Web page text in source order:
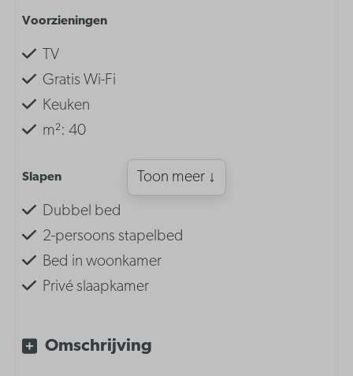
Voorzieningen
TV
Gratis Wi-Fi
Keuken
m²: 40
Slapen
Dubbel bed
2-persoons stapelbed
Bed in woonkamer
Privé slaapkamer
Toon meer ↓
Omschrijving